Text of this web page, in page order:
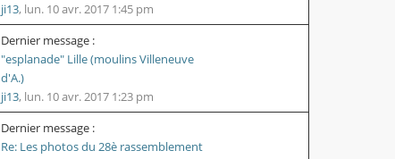
ji13, lun. 10 avr. 2017 1:45 pm
Dernier message :
"esplanade" Lille (moulins Villeneuve
d'A.)
ji13, lun. 10 avr. 2017 1:23 pm
Dernier message :
Re: Les photos du 28è rassemblement